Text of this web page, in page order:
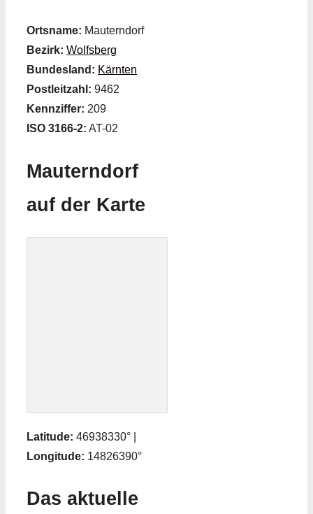
Ortsname: Mauterndorf
Bezirk: Wolfsberg
Bundesland: Kärnten
Postleitzahl: 9462
Kennziffer: 209
ISO 3166-2: AT-02
Mauterndorf
auf der Karte
Latitude: 46938330° |
Longitude: 14826390°
Das aktuelle